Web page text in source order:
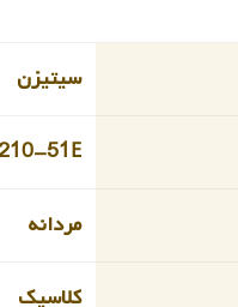
سیتیزن
51E
مردانه
کلاسیک